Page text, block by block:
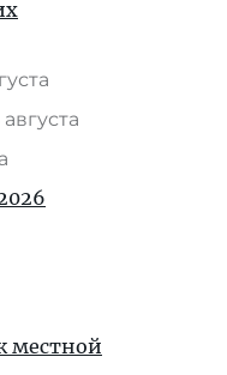
августа
местной